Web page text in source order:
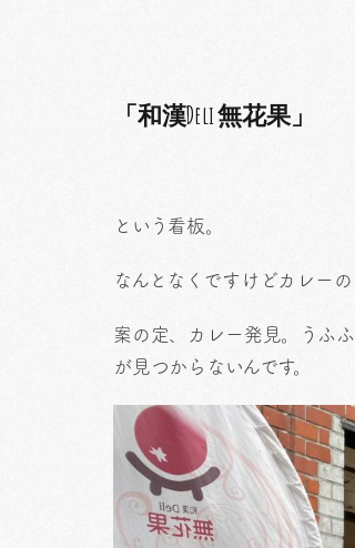
「和漢Deli 無花果」
という看板。
なんとなくですけどカレー
案の定、カレー発見。うふ
が見つからないんです。